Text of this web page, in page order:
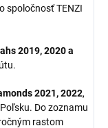
spoločnosť TENZI
2019, 2020 a
2021, 2022,
Do zoznamu
rastom